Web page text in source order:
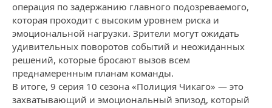
операция по задержанию главного подозреваемого,
которая проходит с высоким уровнем риска и
эмоциональной нагрузки. Зрители могут ожидать
удивительных поворотов событий и неожиданных
решений, которые бросают вызов всем
преднамеренным планам команды.
В итоге, 9 серия 10 сезона «Полиция Чикаго» — это
захватывающий и эмоциональный эпизод, который